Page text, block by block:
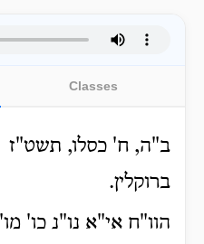
Classes
ב"ה, ח' כסלו, תשט"ז
ברוקלין.
הוו"ח אי"א נו"נ כו'